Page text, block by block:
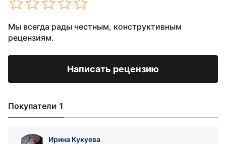
Мы всегда рады честным, конструктивным
рецензиям.
Написать рецензию
Покупатели 1
Ирина Кукуева